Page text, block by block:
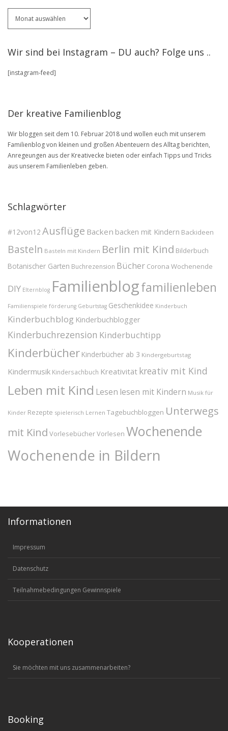
ältere
in
BLOG
Wir sind bei Instagram – DU auch? Folge uns ..
[instagram-feed]
Der kreative Familienblog
Wir bloggen seit dem 10. Februar 2018 und wollen euch mit unserem
Familienblog von kleinen und großen Abenteuern des Alltag berichten,
Anregeungen aus der Kreativecke bieten oder einfach Tipps und Tricks
aus unserem Familienleben geben.
Schlagwörter
#12von12 Ausflüge Backen backen mit Kindern Backideen
Basteln Basteln mit Kindern Berlin mit Kind Bilderbuch
Botanischer Garten Buchrezension Bücher Corona Wochenende
DIY Elternblog Familienblogfamilienleben
Familienspiele förderung Geburtstag Geschenkidee Kinderbuch
Kinderbuchblog Kinderbuchblogger
Kinderbuchrezension Kinderbuchtipp
Kinderbücher Kinderbücher ab 3 Kindergeburtstag
Kindermusik Kindersachbuch Kreativität kreativ mit Kind
Leben mit Kind Lesen lesen mit Kindern Musik für
Kinder Rezepte spielerisch Lernen Tagebuchbloggen Unterwegs
mit Kind VorlesebücherVorlesen Wochenende
Wochenende in Bildern
Informationen
Impressum
Datenschutz
Teilnahmebedingungen Gewinnspiele
Kooperationen
Sie möchten mit uns zusammenarbeiten?
Booking